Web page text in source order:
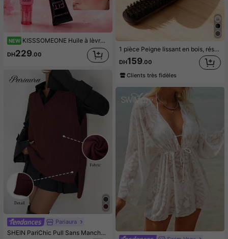
NEW KISSSOMEONE Huile à lèvres et blush 2-en-1 sensible à la température, blush liquide imperméable, convient à tous les types de peau, effet illuminateur, finition de maquillage longue durée, huile à lèvres changeant de couleur selon la température, gloss à lèvres hydratant et nourrissant, teinte à lèvres longue tenue
DH229.00
Pariaura
SHEIN PariChic Pull Sans Manches Asymétrique Fendu Sans Chemise
1 pièce Peigne lissant en bois, résistant à la chaleur, convient pour la coiffure et les soins des cheveux des femmes, peigne lissant en forme de V, brosse à cheveux résistante à la chaleur de qualité professionnelle pour salon
DH159.00
Clients très fidèles